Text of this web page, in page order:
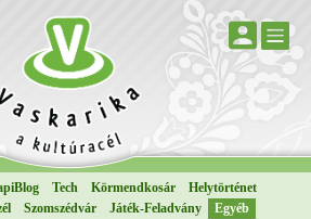
Tech Körmendkosár
Helytörténet
Szomszédvár Játék-Feladvány
Egyéb